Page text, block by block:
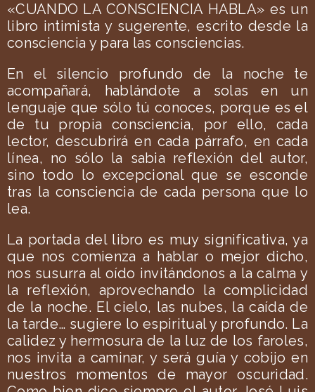
«CUANDO LA CONSCIENCIA HABLA» es un
libro intimista y sugerente, escrito desde la
consciencia y para las consciencias.
En el silencio profundo de la noche te
acompañará, hablándote a solas en un
lenguaje que sólo tú conoces, porque es el
de tu propia consciencia, por ello, cada
lector, descubrirá en cada párrafo, en cada
línea, no sólo la sabia reflexión del autor,
sino todo lo excepcional que se esconde
tras la consciencia de cada persona que lo
lea.
La portada del libro es muy significativa, ya
que nos comienza a hablar o mejor dicho,
nos susurra al oído invitándonos a la calma y
la reflexión, aprovechando la complicidad
de la noche. El cielo, las nubes, la caída de
la tarde… sugiere lo espiritual y profundo. La
calidez y hermosura de la luz de los faroles,
nos invita a caminar, y será guía y cobijo en
nuestros momentos de mayor oscuridad.